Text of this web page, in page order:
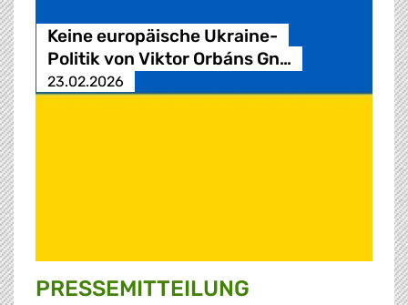
Keine europäische Ukraine-
Politik von Viktor Orbáns Gn…
23.02.2026
PRESSE­MITTEILUNG